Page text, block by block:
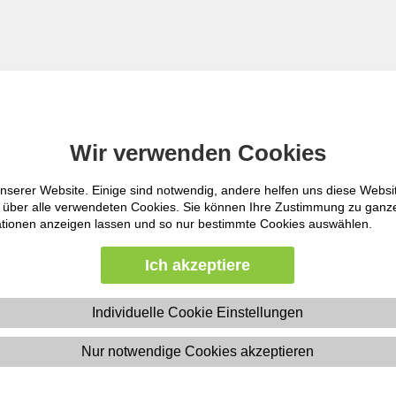
Erweiterte Suche
E-Learning |
Wir verwenden Cookies
Website. Einige sind notwendig, andere helfen uns diese
alle verwendeten Cookies. Sie können Ihre Zustimmung zu
anzeigen lassen und so nur bestimmte Cookies auswählen.
Ich akzeptiere
Individuelle Cookie Einstellungen
Nur notwendige Cookies akzeptieren
Wir verwenden Cookies
Website. Einige sind notwendig, andere helfen uns diese
alle verwendeten Cookies. Sie können Ihre Zustimmung zu
anzeigen lassen und so nur bestimmte Cookies auswählen.
Ich akzeptiere
Individuelle Cookie Einstellungen
Nur notwendige Cookies akzeptieren